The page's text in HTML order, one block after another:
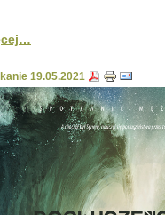
19.05.2021